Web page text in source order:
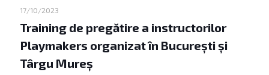
17/10/2023
Training de pregătire a instructorilor
Playmakers organizat în București și
Târgu Mureș